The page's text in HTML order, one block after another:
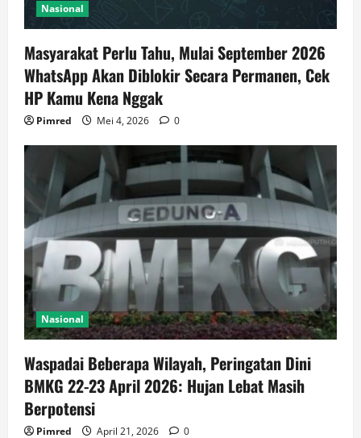
Nasional
Masyarakat Perlu Tahu, Mulai September 2026
WhatsApp Akan Diblokir Secara Permanen, Cek
HP Kamu Kena Nggak
Pimred Mei 4, 2026 0
Nasional
Waspadai Beberapa Wilayah, Peringatan Dini
BMKG 22-23 April 2026: Hujan Lebat Masih
Berpotensi
Pimred April 21, 2026 0